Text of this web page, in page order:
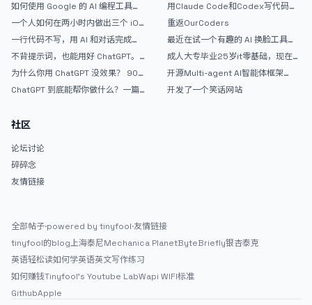
如何使用 Google 的 AI 编程工具
AntiGravity：独立开发者的新时代
武器
一个人如何在两小时内做出三个 iOS
APP？｜AntiGravity + Gemini 3 实
战完整记录
一行代码不写，用 AI 和对话完成一
个完整网站：《图书天堂》实战记录
不背提示词，也能用好 ChatGPT。
一个万能提问模板
为什么你用 ChatGPT 没效果？ 90%
的人第一步就问错了
ChatGPT 到底能帮你做什么？一篇
用Claude Code和Codex写代码真
的爽，但是App怎么挣钱还是很难啊
重返OurCoders
最近在试一个有趣的 AI 换脸工具，
效果挺不错
成人大专毕业25岁it零基础，现在想
考软件设计师，有什么好的建议吗，
谢谢！
开源Multi-agent AI智能体框架
aevatar.ai，欢迎大家贡献代码
开发了一个笑话网站
社区
论坛讨论
碎碎念
友情链接
全部帖子·powered by tinyfool·友情链接
tinyfool的blog上海泰尼Mechanica PlanetByteBriefly银杏泰克
英语轻松读如何学英语英文写作练习
如何赚钱Tinyfool's Youtube LabWapi WIFI标准
GithubApple